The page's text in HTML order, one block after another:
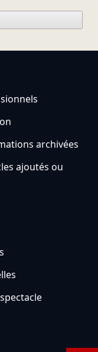
archivées
ajoutés ou